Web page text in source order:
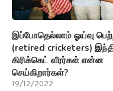
இப்போதெல்லாம் ஓய்வு
(retired cricketers)
கிரிக்கெட் வீரர்கள் என்ன
செய்கிறார்கள்?
19/12/2022